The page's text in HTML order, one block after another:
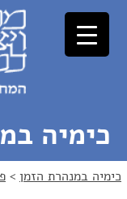
לתוכן
לניווט
כימיה
כימיה במנהרת הזמן >